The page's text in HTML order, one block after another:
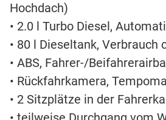
Hochdach)
• 2.0 l Turbo Diesel,
• 80 l Dieseltank, Verbrauch
• ABS, Fahrer-/
• Rückfahrkamera,
• 2 Sitzplätze in der